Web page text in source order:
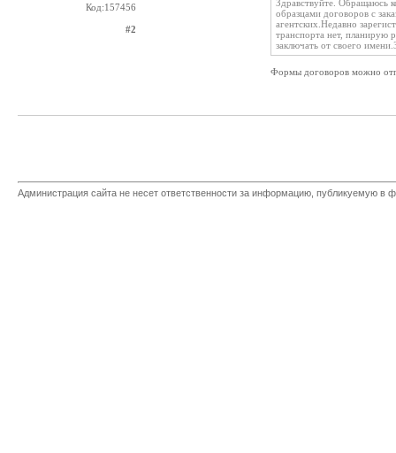
Код:157456
#2
Здравствуйте. Обращаюсь
образцами договоров с
агентских.Недавно
транспорта нет, планирую
заключать от своего
Формы договоров можно
Администрация сайта не несет ответственности за информацию, публикуемую